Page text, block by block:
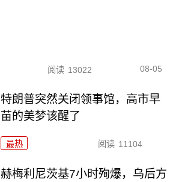
阅读 13022 08-05
特朗普突然关闭领事馆，高市早
苗的美梦该醒了
最热 阅读 11104
赫梅利尼茨基7小时殉爆，乌后方